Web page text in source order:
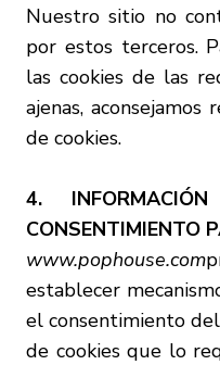
Nuestro sitio no
por estos terceros.
las cookies de las
ajenas,
de cookies.
4.
CONSENTIMIENTO
www.pophouse.com
establecer
el consentimiento
de cookies que lo